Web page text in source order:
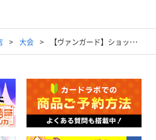
大会 【ヴァンガード】ショップファイト スタンダード2025